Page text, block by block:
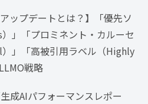
ップデートとは？】「優先ソ
」「プロミネント・カルーセ
」「高被引用ラベル（Highly
戦略
成AIパフォーマンスレポー